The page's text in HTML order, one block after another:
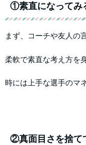
①素直になってみ
まず、コーチや友人の
柔軟で素直な考え方を
時には上手な選手のマ
②真面目さを捨て